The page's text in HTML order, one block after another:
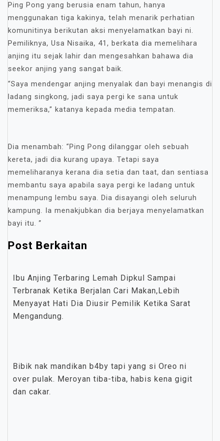
Ping Pong yang berusia enam tahun, hanya
menggunakan tiga kakinya, telah menarik perhatian
komunitinya berikutan aksi menyelamatkan bayi ni.
Pemiliknya, Usa Nisaika, 41, berkata dia memelihara
anjing itu sejak lahir dan mengesahkan bahawa dia
seekor anjing yang sangat baik.
“Saya mendengar anjing menyalak dan bayi menangis di
ladang singkong, jadi saya pergi ke sana untuk
memeriksa,” katanya kepada media tempatan.
Dia menambah: “Ping Pong dilanggar oleh sebuah
kereta, jadi dia kurang upaya. Tetapi saya
memeliharanya kerana dia setia dan taat, dan sentiasa
membantu saya apabila saya pergi ke ladang untuk
menampung lembu saya. Dia disayangi oleh seluruh
kampung. Ia menakjubkan dia berjaya menyelamatkan
bayi itu. ”
Post Berkaitan
Ibu Anjing Terbaring Lemah Dipkul Sampai
Terbranak Ketika Berjalan Cari Makan,Lebih
Menyayat Hati Dia Diusir Pemilik Ketika Sarat
Mengandung.
Bibik nak mandikan b4by tapi yang si Oreo ni
over pulak. Meroyan tiba-tiba, habis kena gigit
dan cakar.